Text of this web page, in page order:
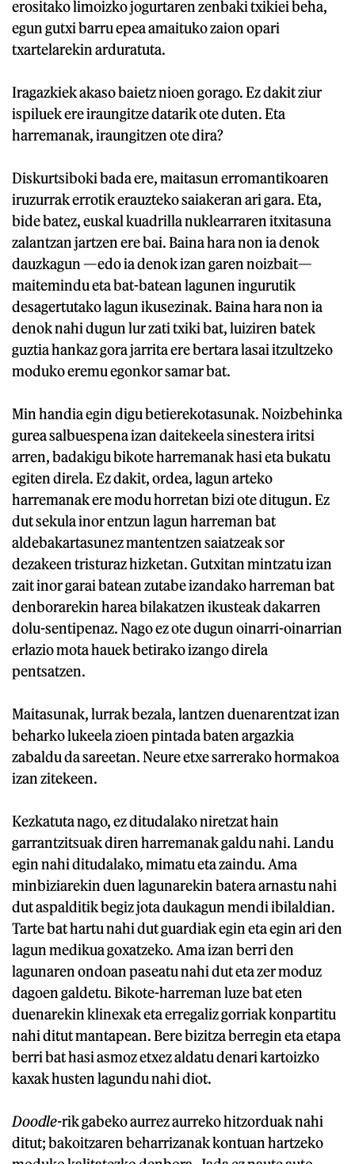
erositako limoizko jogurtaren zenbaki txikiei beha,
egun gutxi barru epea amaituko zaion opari
txartelarekin arduratuta.
Iragazkiek akaso baietz nioen gorago. Ez dakit ziur
ispiluek ere iraungitze datarik ote duten. Eta
harremanak, iraungitzen ote dira?
Diskurtsiboki bada ere, maitasun erromantikoaren
iruzurrak errotik erauzteko saiakeran ari gara. Eta,
bide batez, euskal kuadrilla nuklearraren itxitasuna
zalantzan jartzen ere bai. Baina hara non ia denok
dauzkagun —edo ia denok izan garen noizbait—
maitemindu eta bat-batean lagunen ingurutik
desagertutako lagun ikusezinak. Baina hara non ia
denok nahi dugun lur zati txiki bat, luiziren batek
guztia hankaz gora jarrita ere bertara lasai itzultzeko
moduko eremu egonkor samar bat.
Min handia egin digu betierekotasunak. Noizbehinka
gurea salbuespena izan daitekeela sinestera iritsi
arren, badakigu bikote harremanak hasi eta bukatu
egiten direla. Ez dakit, ordea, lagun arteko
harremanak ere modu horretan bizi ote ditugun. Ez
dut sekula inor entzun lagun harreman bat
aldebakartasunez mantentzen saiatzeak sor
dezakeen tristuraz hizketan. Gutxitan mintzatu izan
zait inor garai batean zutabe izandako harreman bat
denborarekin harea bilakatzen ikusteak dakarren
dolu-sentipenaz. Nago ez ote dugun oinarri-oinarrian
erlazio mota hauek betirako izango direla
pentsatzen.
Maitasunak, lurrak bezala, lantzen duenarentzat izan
beharko lukeela zioen pintada baten argazkia
zabaldu da sareetan. Neure etxe sarrerako hormakoa
izan zitekeen.
Kezkatuta nago, ez ditudalako niretzat hain
garrantzitsuak diren harremanak galdu nahi. Landu
egin nahi ditudalako, mimatu eta zaindu. Ama
minbiziarekin duen lagunarekin batera arnastu nahi
dut aspalditik begiz jota daukagun mendi ibilaldian.
Tarte bat hartu nahi dut guardiak egin eta egin ari den
lagun medikua goxatzeko. Ama izan berri den
lagunaren ondoan paseatu nahi dut eta zer moduz
dagoen galdetu. Bikote-harreman luze bat eten
duenarekin klinexak eta erregaliz gorriak konpartitu
nahi ditut mantapean. Bere bizitza berregin eta etapa
berri bat hasi asmoz etxez aldatu denari kartoizko
kaxak husten lagundu nahi diot.
Doodle-rik gabeko aurrez aurreko hitzorduak nahi
ditut; bakoitzaren beharrizanak kontuan hartzeko